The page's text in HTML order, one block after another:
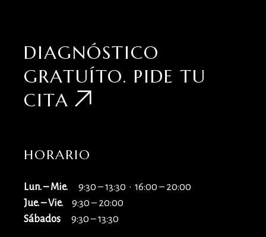
DIAGNÓSTICO
GRATUÍTO. PIDE TU
CITA
HORARIO
Lun. – Mie. 9:30 – 13:30 · 16:00 – 20:00
Jue. – Vie. 9:30 – 20:00
Sábados 9:30 – 13:30